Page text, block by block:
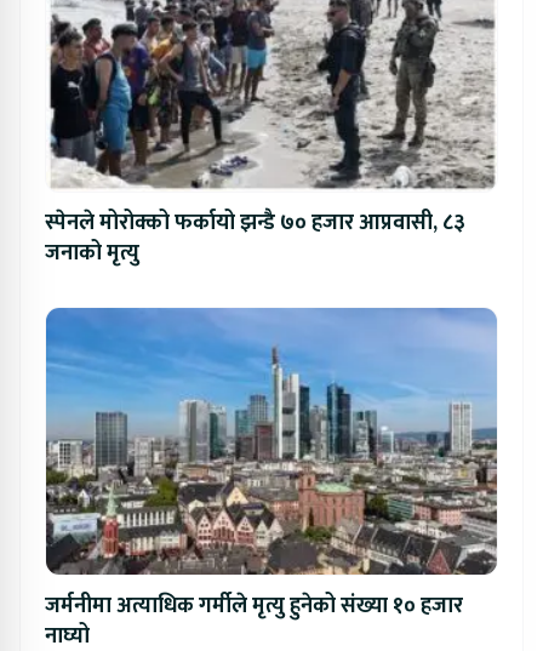
स्पेनले मोरोक्को फर्कायो झन्डै ७० हजार आप्रवासी, ८३
जनाको मृत्यु
जर्मनीमा अत्याधिक गर्मीले मृत्यु हुनेको संख्या १० हजार
नाघ्यो